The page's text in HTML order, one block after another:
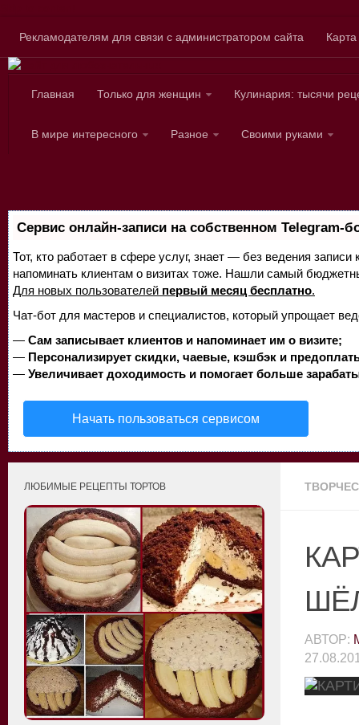
Рекламодателям для связи с администратором сайта
Сайт для
Главная Только для женщин Кулинария: тысячи
В мире интересного Разное Своими руками
Сервис онлайн-записи на собственном Telegram-
Тот, кто работает в сфере услуг, знает — без ведения
напоминать клиентам о визитах тоже. Нашли самый
Для новых пользователей первый месяц бесплатно.
Чат-бот для мастеров и специалистов, который упрощает
— Сам записывает клиентов и напоминает им о визите;
— Персонализирует скидки, чаевые, кэшбэк и
— Увеличивает доходимость и помогает больше
Начать пользоваться сервисом
АВТОР:
ЛЮБИМЫЕ РЕЦЕПТЫ ТОРТОВ